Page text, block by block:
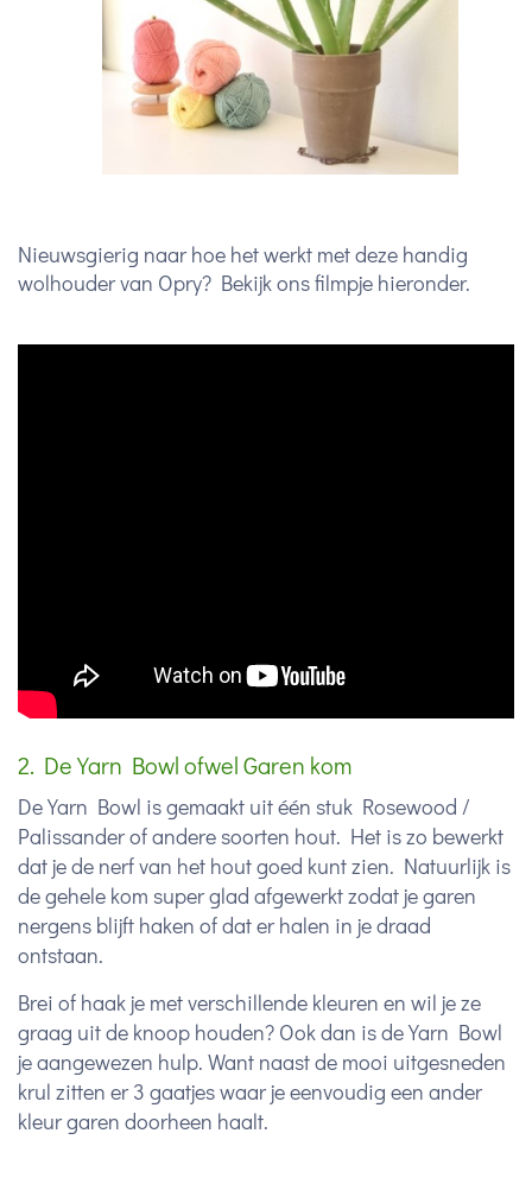
Nieuwsgierig naar hoe het werkt met deze handig
wolhouder van Opry? Bekijk ons filmpje hieronder.
2. De Yarn Bowl ofwel Garen kom
De Yarn Bowl is gemaakt uit één stuk Rosewood /
Palissander of andere soorten hout. Het is zo bewerkt
dat je de nerf van het hout goed kunt zien. Natuurlijk is
de gehele kom super glad afgewerkt zodat je garen
nergens blijft haken of dat er halen in je draad
ontstaan.
Brei of haak je met verschillende kleuren en wil je ze
graag uit de knoop houden? Ook dan is de Yarn Bowl
je aangewezen hulp. Want naast de mooi uitgesneden
krul zitten er 3 gaatjes waar je eenvoudig een ander
kleur garen doorheen haalt.